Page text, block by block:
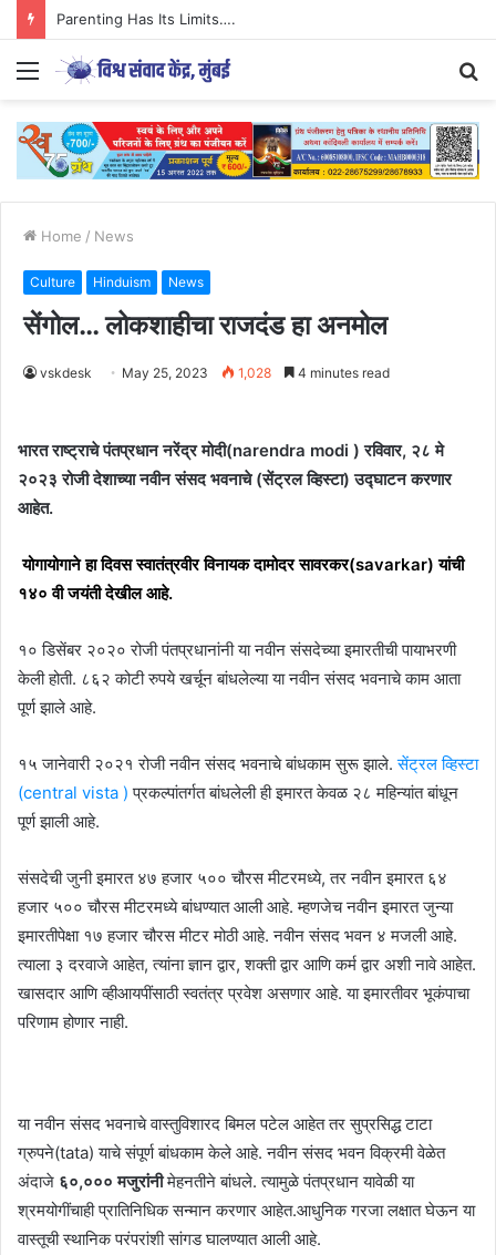
Parenting Has Its Limits….
Menu
Home / News
Culture Hinduism News
सेंगोल… लोकशाहीचा राजदंड हा अनमोल
vskdesk May 25, 2023 1,028 4 minutes read
भारत राष्ट्राचे पंतप्रधान नरेंद्र मोदी(narendra modi ) रविवार, २८ मे
२०२३ रोजी देशाच्या नवीन संसद भवनाचे (सेंट्रल व्हिस्टा) उद्घाटन करणार
आहेत.
योगायोगाने हा दिवस स्वातंत्रवीर विनायक दामोदर सावरकर(savarkar) यांची
१४० वी जयंती देखील आहे.
१० डिसेंबर २०२० रोजी पंतप्रधानांनी या नवीन संसदेच्या इमारतीची पायाभरणी
केली होती. ८६२ कोटी रुपये खर्चून बांधलेल्या या नवीन संसद भवनाचे काम आता
पूर्ण झाले आहे.
१५ जानेवारी २०२१ रोजी नवीन संसद भवनाचे बांधकाम सुरू झाले.सेंट्रल व्हिस्टा
(central vista ) प्रकल्पांतर्गत बांधलेली ही इमारत केवळ २८ महिन्यांत बांधून
पूर्ण झाली आहे.
संसदेची जुनी इमारत ४७ हजार ५०० चौरस मीटरमध्ये, तर नवीन इमारत ६४
हजार ५०० चौरस मीटरमध्ये बांधण्यात आली आहे. म्हणजेच नवीन इमारत जुन्या
इमारतीपेक्षा १७ हजार चौरस मीटर मोठी आहे. नवीन संसद भवन ४ मजली आहे.
त्याला ३ दरवाजे आहेत, त्यांना ज्ञान द्वार, शक्ती द्वार आणि कर्म द्वार अशी नावे आहेत.
खासदार आणि व्हीआयपींसाठी स्वतंत्र प्रवेश असणार आहे. या इमारतीवर भूकंपाचा
परिणाम होणार नाही.
या नवीन संसद भवनाचे वास्तुविशारद बिमल पटेल आहेत तर सुप्रसिद्ध टाटा
ग्रुपने(tata) याचे संपूर्ण बांधकाम केले आहे. नवीन संसद भवन विक्रमी वेळेत
अंदाजे ६०,००० मजुरांनीमेहनतीने बांधले. त्यामुळे पंतप्रधान यावेळी या
श्रमयोगींचाही प्रातिनिधिक सन्मान करणार आहेत.आधुनिक गरजा लक्षात घेऊन या
वास्तूची स्थानिक परंपरांशी सांगड घालण्यात आली आहे.